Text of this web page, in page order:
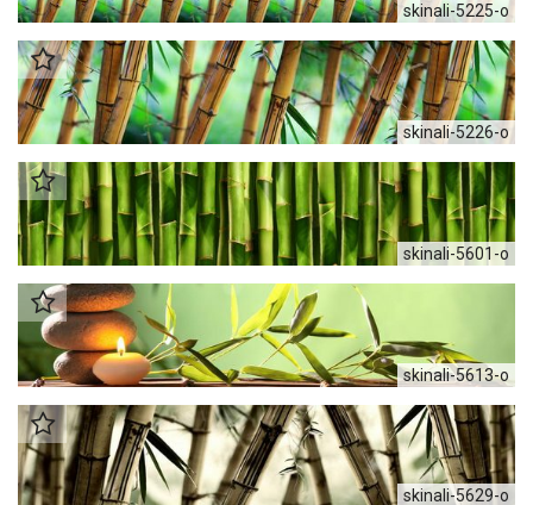
skinali-5225-o
skinali-5226-o
skinali-5601-o
skinali-5613-o
skinali-5629-o